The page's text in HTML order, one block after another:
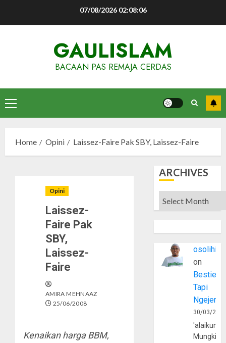
07/08/2026 02:08:07
GAULISLAM
BACAAN PAS REMAJA CERDAS
Primary
Menu
Home Opini Laissez-Faire Pak SBY, Laissez-Faire
Opini
Laissez-
Faire Pak
SBY,
Laissez-
Faire
AMIRA MEHNAAZ
25/06/2008
Kenaikan harga BBM,
ARCHIVES
Archives
osolihin
on
Bestie
Tapi
30/03/
Mungkin